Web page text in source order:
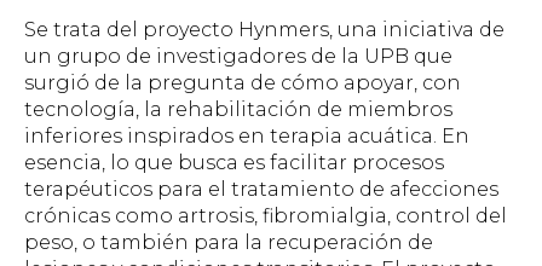
Se trata del proyecto Hynmers, una iniciativa de
un grupo de investigadores de la UPB que
surgió de la pregunta de cómo apoyar, con
tecnología, la rehabilitación de miembros
inferiores inspirados en terapia acuática. En
esencia, lo que busca es facilitar procesos
terapéuticos para el tratamiento de afecciones
crónicas como artrosis, fibromialgia, control del
peso, o también para la recuperación de